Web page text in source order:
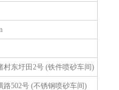
村东圩田2号 (铁件喷砂车间)
502号 (不锈钢喷砂车间)